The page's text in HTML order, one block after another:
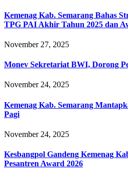
Kemenag Kab. Semarang Bahas
TPG PAI Akhir Tahun 2025 dan
November 27, 2025
Monev Sekretariat BWI, Dorong
November 24, 2025
Kemenag Kab. Semarang
Pagi
November 24, 2025
Kesbangpol Gandeng Kemenag
Pesantren Award 2026